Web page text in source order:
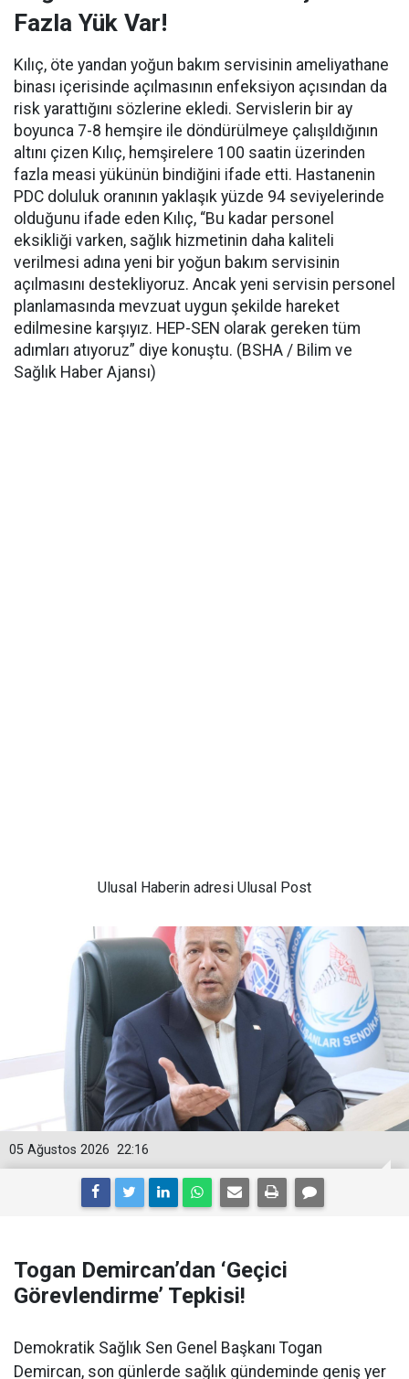
Fazla Yük Var!
Kılıç, öte yandan yoğun bakım servisinin ameliyathane
binası içerisinde açılmasının enfeksiyon açısından da
risk yarattığını sözlerine ekledi. Servislerin bir ay
boyunca 7-8 hemşire ile döndürülmeye çalışıldığının
altını çizen Kılıç, hemşirelere 100 saatin üzerinden
fazla measi yükünün bindiğini ifade etti. Hastanenin
PDC doluluk oranının yaklaşık yüzde 94 seviyelerinde
olduğunu ifade eden Kılıç, “Bu kadar personel
eksikliği varken, sağlık hizmetinin daha kaliteli
verilmesi adına yeni bir yoğun bakım servisinin
açılmasını destekliyoruz. Ancak yeni servisin personel
planlamasında mevzuat uygun şekilde hareket
edilmesine karşıyız. HEP-SEN olarak gereken tüm
adımları atıyoruz” diye konuştu. (BSHA / Bilim ve
Sağlık Haber Ajansı)
Ulusal Haberin adresi Ulusal Post
22:16
05 Ağustos 2026
Togan Demircan’dan ‘Geçici
Görevlendirme’ Tepkisi!
Demokratik Sağlık Sen Genel Başkanı Togan
Demircan, son günlerde sağlık gündeminde geniş yer